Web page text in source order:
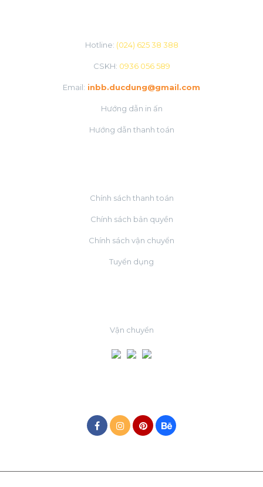
Hotline: (024) 625 38 388
CSKH: 0936 056 589
Email: inbb.ducdung@gmail.com
Hướng dẫn in ấn
Hướng dẫn thanh toán
Chính sách thanh toán
Chính sách bản quyền
Chính sách vận chuyển
Tuyển dụng
Vận chuyển